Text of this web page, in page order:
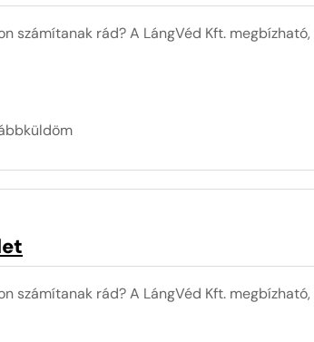
számítanak rád? A LángVéd Kft.
számítanak rád? A LángVéd Kft.